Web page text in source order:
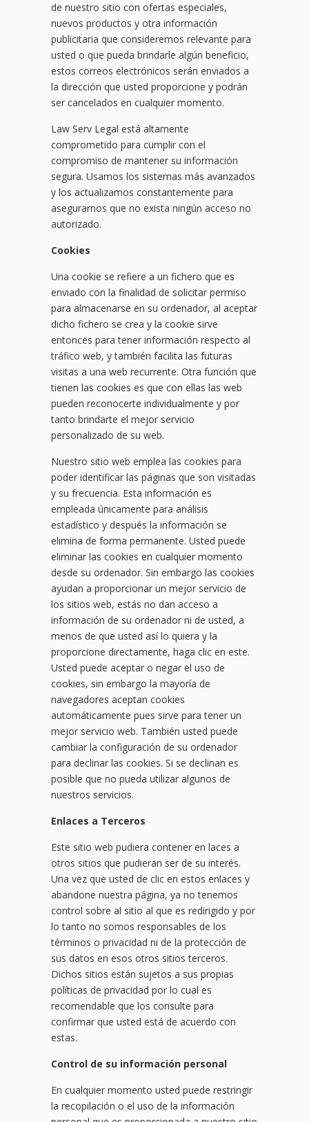
de nuestro sitio con ofertas especiales,
nuevos productos y otra información
publicitaria que consideremos relevante para
usted o que pueda brindarle algún beneficio,
estos correos electrónicos serán enviados a
la dirección que usted proporcione y podrán
ser cancelados en cualquier momento.
Law Serv Legal está altamente
comprometido para cumplir con el
compromiso de mantener su información
segura. Usamos los sistemas más avanzados
y los actualizamos constantemente para
asegurarnos que no exista ningún acceso no
autorizado.
Cookies
Una cookie se refiere a un fichero que es
enviado con la finalidad de solicitar permiso
para almacenarse en su ordenador, al aceptar
dicho fichero se crea y la cookie sirve
entonces para tener información respecto al
tráfico web, y también facilita las futuras
visitas a una web recurrente. Otra función que
tienen las cookies es que con ellas las web
pueden reconocerte individualmente y por
tanto brindarte el mejor servicio
personalizado de su web.
Nuestro sitio web emplea las cookies para
poder identificar las páginas que son visitadas
y su frecuencia. Esta información es
empleada únicamente para análisis
estadístico y después la información se
elimina de forma permanente. Usted puede
eliminar las cookies en cualquier momento
desde su ordenador. Sin embargo las cookies
ayudan a proporcionar un mejor servicio de
los sitios web, estás no dan acceso a
información de su ordenador ni de usted, a
menos de que usted así lo quiera y la
proporcione directamente, haga clic en este.
Usted puede aceptar o negar el uso de
cookies, sin embargo la mayoría de
navegadores aceptan cookies
automáticamente pues sirve para tener un
mejor servicio web. También usted puede
cambiar la configuración de su ordenador
para declinar las cookies. Si se declinan es
posible que no pueda utilizar algunos de
nuestros servicios.
Enlaces a Terceros
Este sitio web pudiera contener en laces a
otros sitios que pudieran ser de su interés.
Una vez que usted de clic en estos enlaces y
abandone nuestra página, ya no tenemos
control sobre al sitio al que es redirigido y por
lo tanto no somos responsables de los
términos o privacidad ni de la protección de
sus datos en esos otros sitios terceros.
Dichos sitios están sujetos a sus propias
políticas de privacidad por lo cual es
recomendable que los consulte para
confirmar que usted está de acuerdo con
estas.
Control de su información personal
En cualquier momento usted puede restringir
la recopilación o el uso de la información